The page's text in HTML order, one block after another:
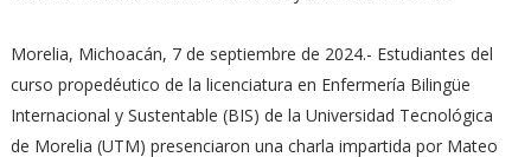
Morelia, Michoacán, 7 de septiembre de 2024.- Estudiantes del
curso propedéutico de la licenciatura en Enfermería Bilingüe
Internacional y Sustentable (BIS) de la Universidad Tecnológica
de Morelia (UTM) presenciaron una charla impartida por Mateo